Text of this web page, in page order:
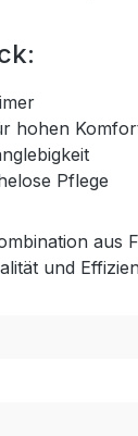
hohen
Pflege
und